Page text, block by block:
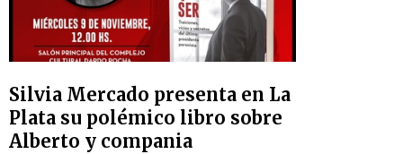
Silvia Mercado presenta en La
Plata su polémico libro sobre
Alberto y compania